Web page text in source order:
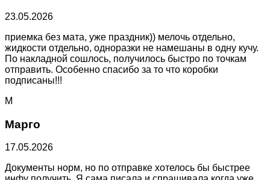
23.05.2026
приемка без мата, уже праздник)) мелочь отдельно,
жидкости отдельно, одноразки не намешаны в одну кучу.
По накладной сошлось, получилось быстро по точкам
отправить. Особенно спасибо за то что коробки
подписаны!!!
М
Марго
17.05.2026
Документы норм, но по отправке хотелось бы быстрее